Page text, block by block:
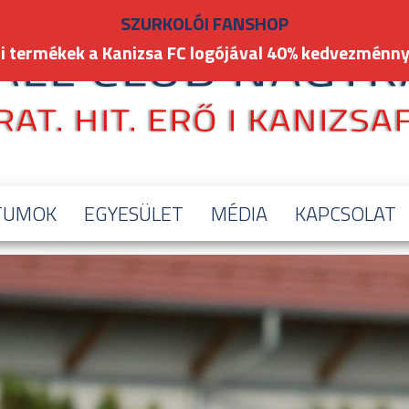
EGYESÜLET MÉDIA KAPCSOLAT
SZURKOLÓI FANSHOP
termékek a Kanizsa FC logójával 40%